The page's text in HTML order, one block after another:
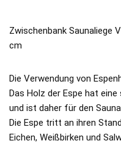
Zwischenbank Saunaliege
cm
Die Verwendung von
Das Holz der Espe hat
und ist daher für den
Die Espe tritt an ihren
Eichen, Weißbirken und